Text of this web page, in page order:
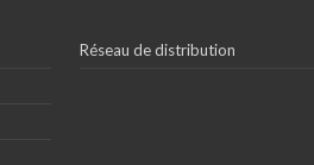
Réseau de distribution